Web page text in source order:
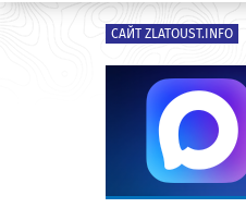
САЙТ ZLATOUST.INFO